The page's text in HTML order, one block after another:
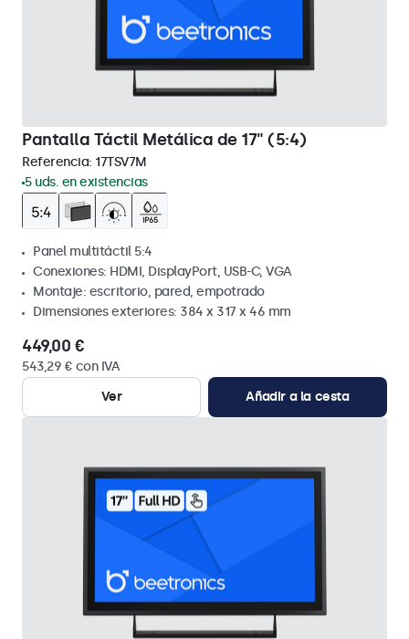
Pantalla Táctil Metálica de 17" (5:4)
Referencia: 17TSV7M
5 uds. en existencias
Panel multitáctil 5:4
Conexiones: HDMI, DisplayPort, USB-C, VGA
Montaje: escritorio, pared, empotrado
Dimensiones exteriores: 384 x 317 x 46 mm
449,00 €
543,29 € con IVA
Ver
Añadir a la cesta